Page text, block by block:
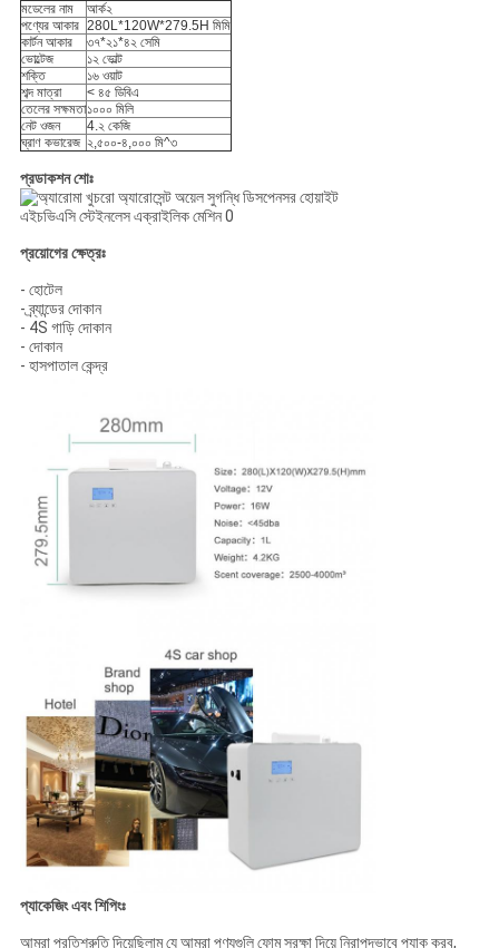
মডেলের নাম
আর্ক২
পণ্যের আকার 280L*120W*279.5H মিমি
কার্টন আকার
৩৭*২১*৪২ সেমি
ভোল্টেজ
১২ ভোল্ট
শক্তি
১৬ ওয়াট
শব্দ মাত্রা
< ৪৫ ডিবিএ
তেলের সক্ষমতা১০০০ মিলি
নেট ওজন
4.২ কেজি
ঘ্রাণ কভারেজ ২,৫০০-৪,০০০ মি^৩
প্রডাকশন শোঃ
প্রয়োগের ক্ষেত্রঃ
- হোটেল
- ব্র্যান্ডের দোকান
- 4S গাড়ি দোকান
- দোকান
- হাসপাতাল কেন্দ্র
প্যাকেজিং এবং শিপিংঃ
আমরা প্রতিশ্রুতি দিয়েছিলাম যে আমরা পণ্যগুলি ফোম সুরক্ষা দিয়ে নিরাপদভাবে প্যাক করব,